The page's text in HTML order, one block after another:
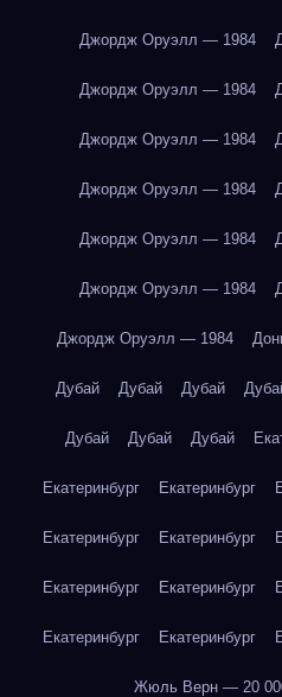
Джордж Оруэлл — 1984
Джордж Оруэлл — 1984
Джордж Оруэлл — 1984
Джордж Оруэлл — 1984
Джордж Оруэлл — 1984
Джордж Оруэлл — 1984
Джордж Оруэлл — 1984
Дубай Дубай Дубай
Дубай Дубай Дубай
Екатеринбург Екатеринбург
Екатеринбург Екатеринбург
Екатеринбург Екатеринбург
Екатеринбург Екатеринбург
Жюль Верн — 20